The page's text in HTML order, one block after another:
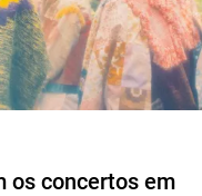
os concertos em